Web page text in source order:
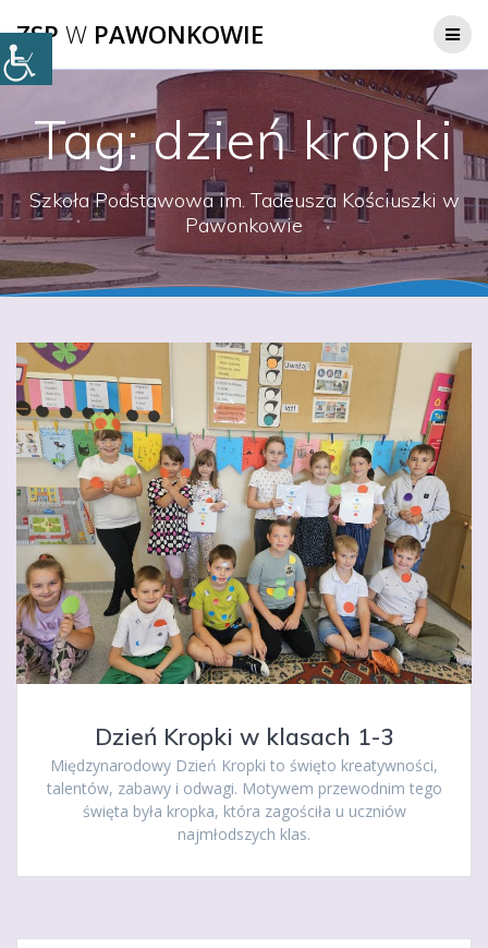
do
ZSP W PAWONKOWIE
Tag:dzień kropki
Szkoła Podstawowa im. Tadeusza Kościuszki w
Pawonkowie
Dzień Kropki w klasach 1-3
Międzynarodowy Dzień Kropki to święto kreatywności,
talentów, zabawy i odwagi. Motywem przewodnim tego
święta była kropka, która zagościła u uczniów
najmłodszych klas.